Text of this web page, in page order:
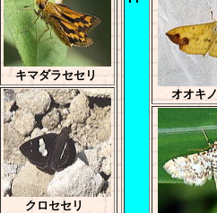
キマダラセセリ
クロセセリ
オオキ